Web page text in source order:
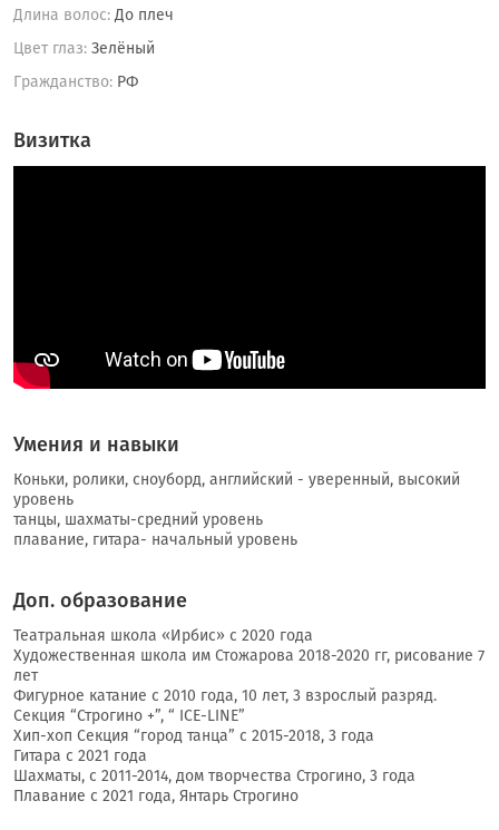
Длина волос:До плеч
Цвет глаз: Зелёный
Гражданство: РФ
Визитка
Умения и навыки
Коньки, ролики, сноуборд, английский - уверенный, высокий
уровень
танцы, шахматы-средний уровень
плавание, гитара- начальный уровень
Доп. образование
Театральная школа «Ирбис» с 2020 года
Художественная школа им Стожарова 2018-2020 гг, рисование 7
лет
Фигурное катание с 2010 года, 10 лет, 3 взрослый разряд.
Секция “Строгино +”, “ ICE-LINE”
Хип-хоп Секция “город танца” с 2015-2018, 3 года
Гитара с 2021 года
Шахматы, с 2011-2014, дом творчества Строгино, 3 года
Плавание с 2021 года, Янтарь Строгино